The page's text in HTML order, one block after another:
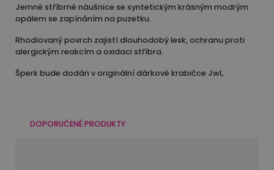
Jemné stříbrné náušnice se syntetickým krásným modrým
opálem se zapínáním na puzetku.
Rhodiovaný povrch zajistí dlouhodobý lesk, ochranu proti
alergickým reakcím a oxidaci stříbra.
Šperk bude dodán v originální dárkové krabičce JwL.
DOPORUČENÉ PRODUKTY